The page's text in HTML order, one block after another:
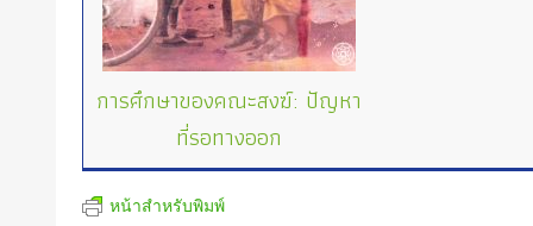
การศึกษาของคณะสงฆ์: ปัญหา
ที่รอทางออก
หน้าสำหรับพิมพ์